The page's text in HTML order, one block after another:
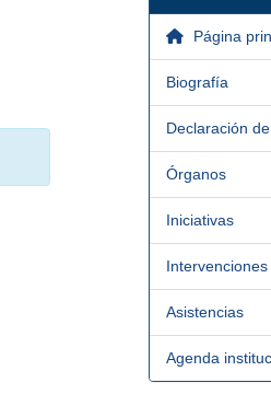
Página
Biografía
Declaración
Órganos
Iniciativas
Asistencias
Agenda